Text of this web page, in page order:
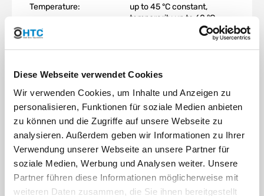
Diese Webseite verwendet Cookies
Wir verwenden Cookies, um Inhalte und Anzeigen zu
personalisieren, Funktionen für soziale Medien anbieten
zu können und die Zugriffe auf unsere Webseite zu
analysieren. Außerdem geben wir Informationen zu Ihrer
Verwendung unserer Webseite an unsere Partner für
soziale Medien, Werbung und Analysen weiter. Unsere
Partner führen diese Informationen möglicherweise mit
weiteren Daten zusammen, die Sie ihnen bereitgestellt
Temperature:
up to 45 °C constant,
temporarily up to 60 °C
Operating
max. 16 bar at 20 °C
Material:
PVC-U (Unplasticized
Polyvinyl Chloride)
Color: Grey
DOWNLOAD